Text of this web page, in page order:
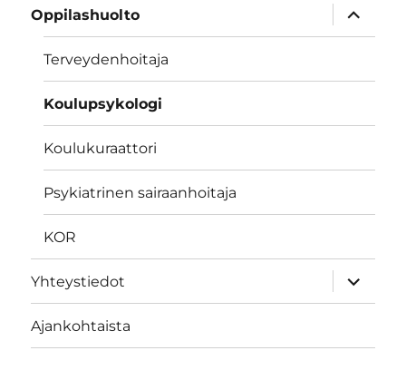
Oppilashuolto
näytä
Terveydenhoitaja
Koulupsykologi
Koulukuraattori
Psykiatrinen sairaanhoitaja
KOR
Yhteystiedot
näytä
Ajankohtaista